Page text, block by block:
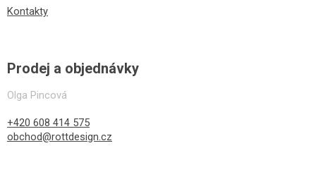
Kontakty
Prodej a objednávky
Olga Pincová
+420 608 414 575
obchod@rottdesign.cz